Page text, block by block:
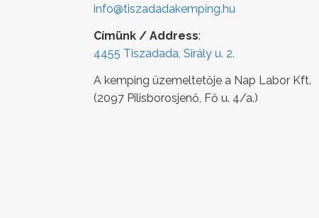
info@tiszadadakemping.hu
Címünk / Address:
4455 Tiszadada, Sirály u. 2.
A kemping üzemeltetője a Nap Labor Kft.
(2097 Pilisborosjenő, Fő u. 4/a.)